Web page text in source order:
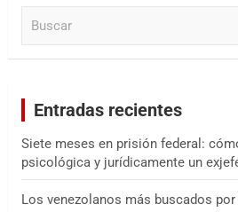
Entradas recientes
Siete meses en prisión federal:
psicológica y jurídicamente un
Los venezolanos más buscados por